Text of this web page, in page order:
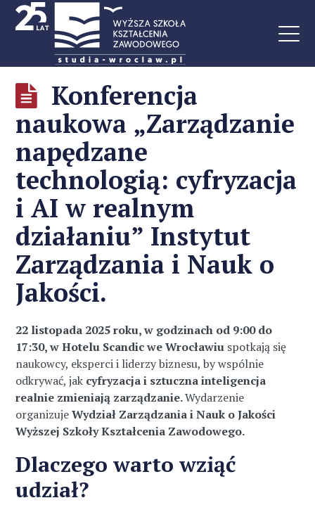
Konferencja
naukowa „Zarządzanie
napędzane
technologią: cyfryzacja
i AI w realnym
działaniu” Instytut
Zarządzania i Nauk o
Jakości.
22 listopada 2025 roku, w godzinach od 9:00 do
17:30, w Hotelu Scandic we Wrocławiu spotkają się
naukowcy, eksperci i liderzy biznesu, by wspólnie
odkrywać, jak cyfryzacja i sztuczna inteligencja
realnie zmieniają zarządzanie.Wydarzenie
organizujeWydział Zarządzania i Nauk o Jakości
Wyższej Szkoły Kształcenia Zawodowego.
Dlaczego warto wziąć
udział?